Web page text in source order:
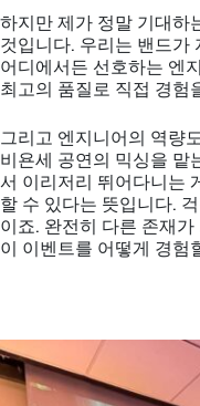
하지만 제가 정말 기대하
것입니다. 우리는 밴드가
어디에서든 선호하는 엔
최고의 품질로 직접 경험
그리고 엔지니어의 역량
비욘세 공연의 믹싱을 맡
서 이리저리 뛰어다니는
할 수 있다는 뜻입니다.
이죠. 완전히 다른 존재
이 이벤트를 어떻게 경험